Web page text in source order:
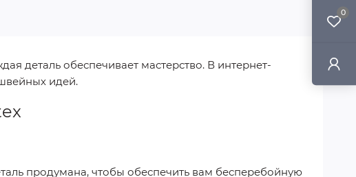
0
деталь обеспечивает мастерство. В интернет-
идей.
продумана, чтобы обеспечить вам бесперебойную